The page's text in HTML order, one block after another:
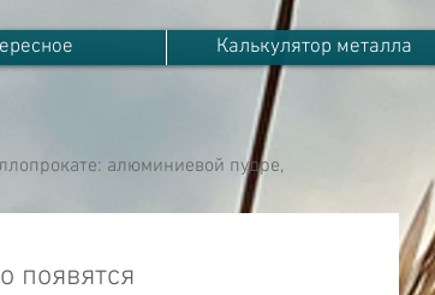
алюминиевой пудре,
появятся
Калькулятор металла